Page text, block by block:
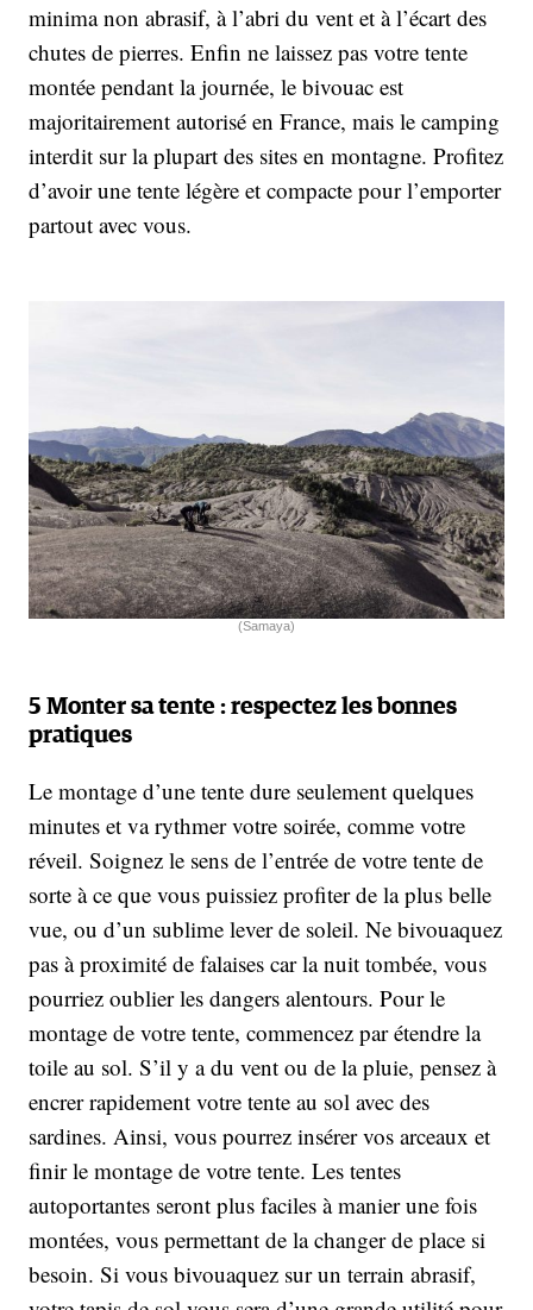
minima non abrasif, à l’abri du vent et à l’écart des
chutes de pierres. Enfin ne laissez pas votre tente
montée pendant la journée, le bivouac est
majoritairement autorisé en France, mais le camping
interdit sur la plupart des sites en montagne. Profitez
d’avoir une tente légère et compacte pour l’emporter
partout avec vous.
(Samaya)
5 Monter sa tente : respectez les bonnes
pratiques
Le montage d’une tente dure seulement quelques
minutes et va rythmer votre soirée, comme votre
réveil. Soignez le sens de l’entrée de votre tente de
sorte à ce que vous puissiez profiter de la plus belle
vue, ou d’un sublime lever de soleil. Ne bivouaquez
pas à proximité de falaises car la nuit tombée, vous
pourriez oublier les dangers alentours. Pour le
montage de votre tente, commencez par étendre la
toile au sol. S’il y a du vent ou de la pluie, pensez à
encrer rapidement votre tente au sol avec des
sardines. Ainsi, vous pourrez insérer vos arceaux et
finir le montage de votre tente. Les tentes
autoportantes seront plus faciles à manier une fois
montées, vous permettant de la changer de place si
besoin. Si vous bivouaquez sur un terrain abrasif,